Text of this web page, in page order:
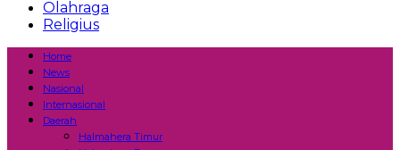
Olahraga
Religius
Home
News
Nasional
Internasional
Daerah
Halmahera Timur